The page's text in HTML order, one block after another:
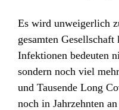
Es wird unweigerlich
gesamten Gesellschaft
Infektionen bedeuten
sondern noch viel
und Tausende Long
noch in Jahrzehnten